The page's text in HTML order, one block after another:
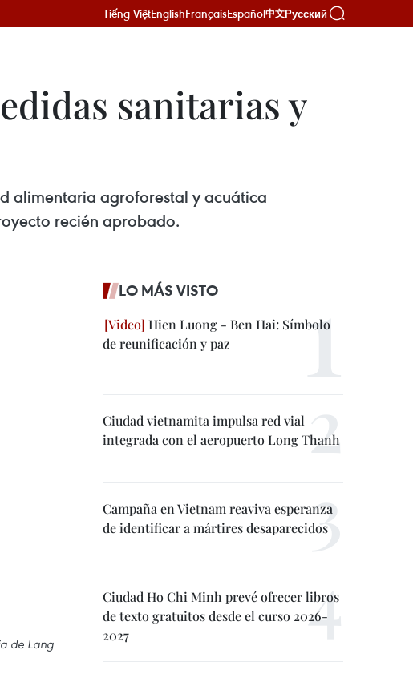
Tiếng ViệtEnglishFrançaisEspañol中文Русский
sanitarias y
alimentaria agroforestal y acuática
recién aprobado.
de Lang
LO MÁS VISTO
Hien Luong - Ben Hai: Símbolo
de reunificación y paz
Ciudad vietnamita impulsa red vial
integrada con el aeropuerto Long Thanh
Campaña en Vietnam reaviva esperanza
de identificar a mártires desaparecidos
Ciudad Ho Chi Minh prevé ofrecer libros
de texto gratuitos desde el curso 2026-
2027